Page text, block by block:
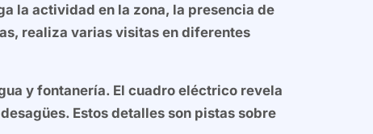
la actividad en la zona, la presencia de
realiza varias visitas en diferentes
y fontanería. El cuadro eléctrico revela
Estos detalles son pistas sobre